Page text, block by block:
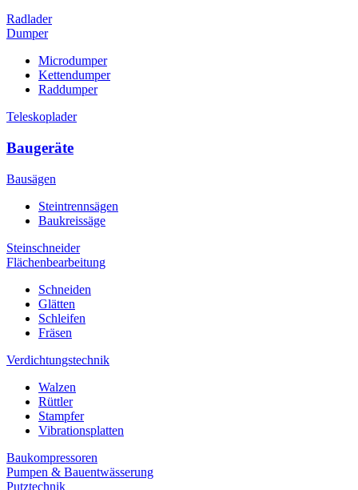
Radlader
Dumper
Microdumper
Kettendumper
Raddumper
Teleskoplader
Baugeräte
Bausägen
Steintrennsägen
Baukreissäge
Steinschneider
Flächenbearbeitung
Schneiden
Glätten
Schleifen
Fräsen
Verdichtungstechnik
Walzen
Rüttler
Stampfer
Vibrationsplatten
Baukompressoren
Pumpen & Bauentwässerung
Putztechnik